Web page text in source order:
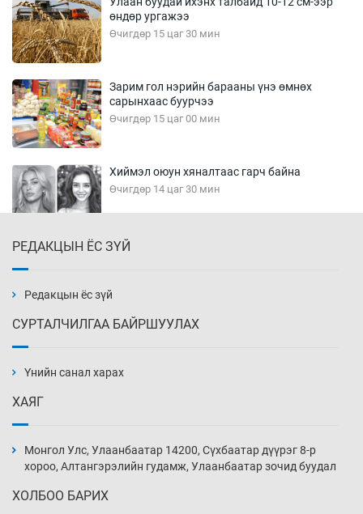
өндөр ургажээ
Өчигдөр 15 цаг 30 мин
Зарим гол нэрийн барааны үнэ өмнөх
сарынхаас буурчээ
Өчигдөр 15 цаг 00 мин
Хиймэл оюун хяналтаас гарч байна
Өчигдөр 14 цаг 30 мин
Өчигдөр 14 цаг 00 мин
нэмэгджээ
Өчигдөр 13 цаг 30 мин
РЕДАКЦЫН ЁС ЗҮЙ
Редакцын ёс зүй
СУРТАЛЧИЛГАА БАЙРШУУЛАХ
Үнийн санал харах
ХАЯГ
Монгол Улс, Улаанбаатар 14200, Сүхбаатар дүүрэг 8-р
хороо, Алтангэрэлийн гудамж, Улаанбаатар зочид буудал
ХОЛБОО БАРИХ